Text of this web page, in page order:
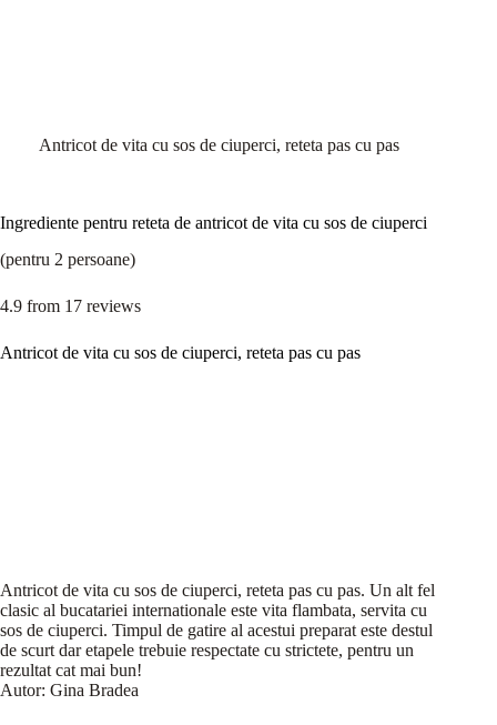
Antricot de vita cu sos de ciuperci, reteta pas cu pas
Ingrediente pentru reteta de antricot de vita cu sos de ciuperci
(pentru 2 persoane)
4.9 from 17 reviews
Antricot de vita cu sos de ciuperci, reteta pas cu pas
Antricot de vita cu sos de ciuperci, reteta pas cu pas. Un alt fel
clasic al bucatariei internationale este vita flambata, servita cu
sos de ciuperci. Timpul de gatire al acestui preparat este destul
de scurt dar etapele trebuie respectate cu strictete, pentru un
rezultat cat mai bun!
Autor: Gina Bradea